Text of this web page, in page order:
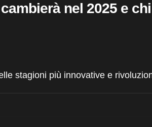
nel 2025 e
stagioni più innovative e